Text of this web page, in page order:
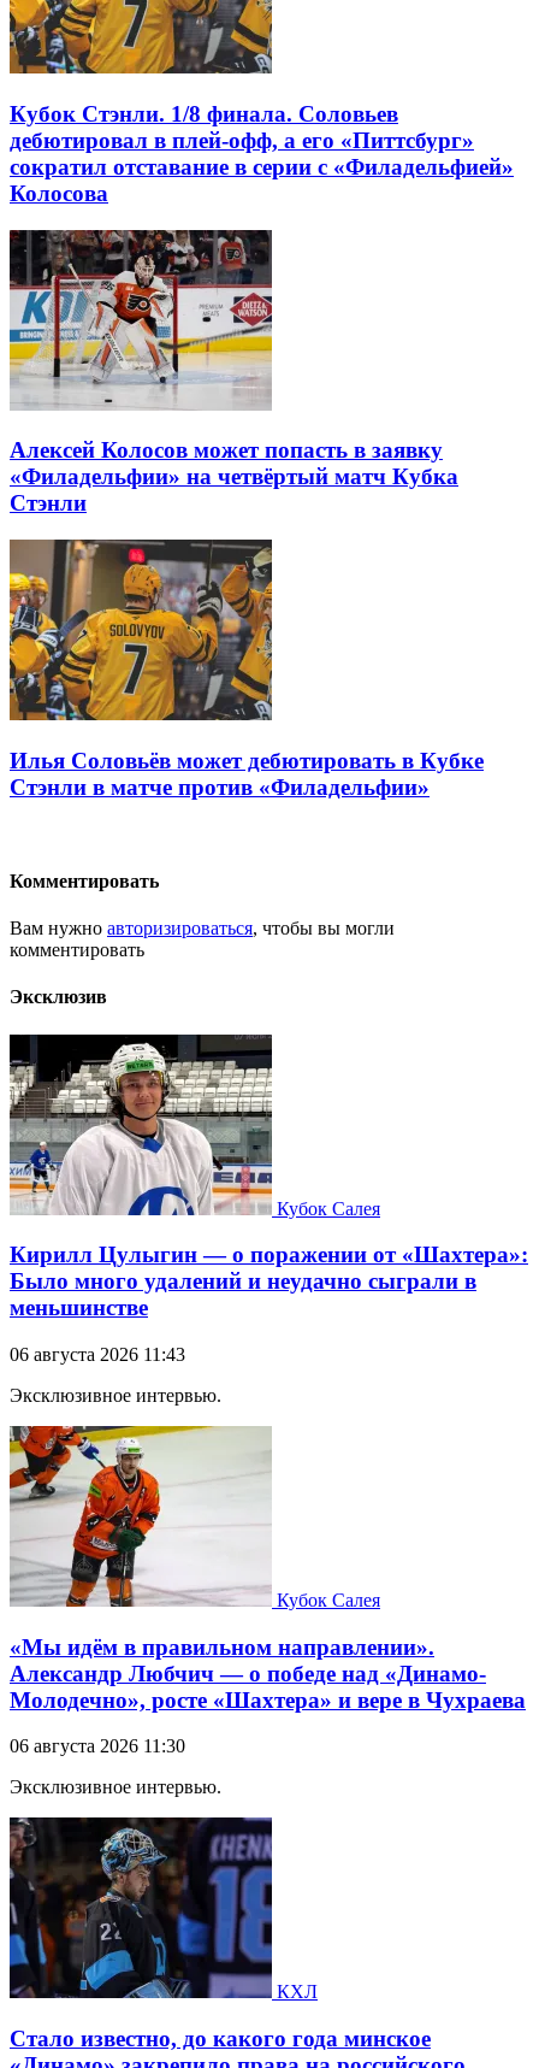
Кубок Стэнли. 1/8 финала. Соловьев
дебютировал в плей-офф, а его «Питтсбург»
сократил отставание в серии с «Филадельфией»
Колосова
Алексей Колосов может попасть в заявку
«Филадельфии» на четвёртый матч Кубка
Стэнли
Илья Соловьёв может дебютировать в Кубке
Стэнли в матче против «Филадельфии»
Комментировать
Вам нужно авторизироваться, чтобы вы могли
комментировать
Эксклюзив
Кубок Салея
Кирилл Цулыгин — о поражении от «Шахтера»:
Было много удалений и неудачно сыграли в
меньшинстве
06 августа 2026 11:43
Эксклюзивное интервью.
Кубок Салея
«Мы идём в правильном направлении».
Александр Любчич — о победе над «Динамо-
Молодечно», росте «Шахтера» и вере в Чухраева
06 августа 2026 11:30
Эксклюзивное интервью.
КХЛ
Стало известно, до какого года минское